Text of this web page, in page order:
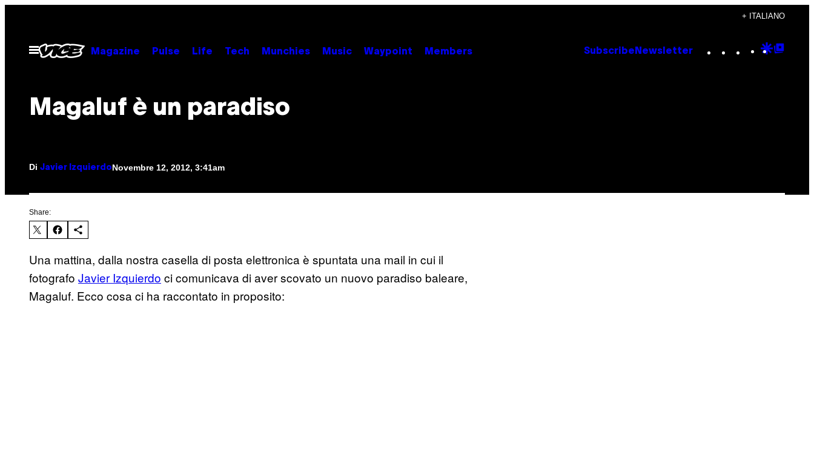
contenuto
+ ITALIANO
Apri
Magazine Pulse Life Tech Munchies Music Waypoint Members Subscribe Newsletter Instagram
TikTok
YouTube
Google
Magaluf è un paradiso
Di Javier IzquierdoNovembre 12, 2012, 3:41am
Share:
Una mattina, dalla nostra casella di posta elettronica è spuntata una mail in cui il
fotografo Javier Izquierdo ci comunicava di aver scovato un nuovo paradiso baleare,
Magaluf. Ecco cosa ci ha raccontato in proposito: